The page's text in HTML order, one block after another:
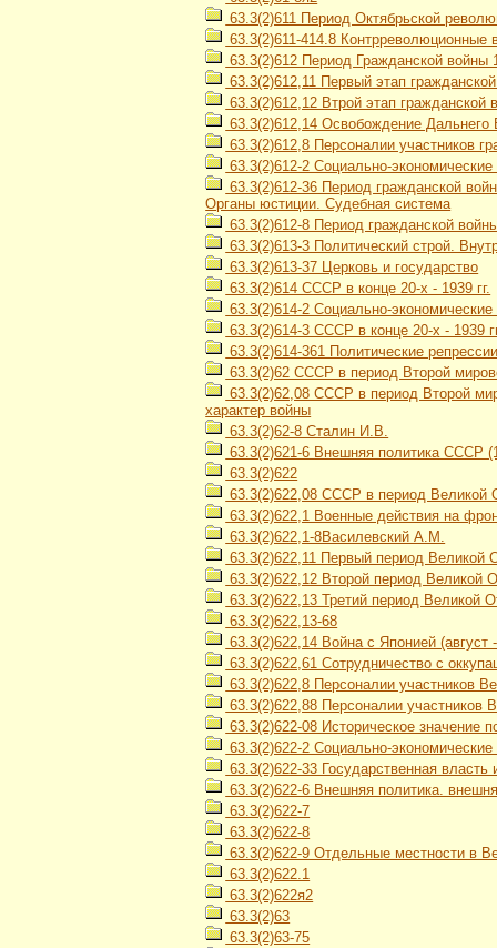
63.3(2)611 Период Октябрьской
63.3(2)611-414.8 Контрреволюционные
63.3(2)612 Период Гражданской войны
63.3(2)612,11 Первый этап
63.3(2)612,12 Втрой этап гражданской
63.3(2)612,14 Освобождение Дальнего
63.3(2)612,8 Персоналии участников
63.3(2)612-2 Социально-
63.3(2)612-36 Период гражданской
Органы юстиции. Судебная система
63.3(2)612-8 Период гражданской
63.3(2)613-3 Политический строй.
63.3(2)613-37 Церковь и государство
63.3(2)614 СССР в конце 20-х - 1939 гг.
63.3(2)614-2 Социально-
63.3(2)614-3 СССР в конце 20-х - 1939
63.3(2)614-361 Политические
63.3(2)62 СССР в период Второй
63.3(2)62,08 СССР в период Второй
характер войны
63.3(2)62-8 Сталин И.В.
63.3(2)621-6 Внешняя политика СССР
63.3(2)622
63.3(2)622,08 СССР в период Великой
63.3(2)622,1 Военные действия на
63.3(2)622,1-8Василевский А.М.
63.3(2)622,11 Первый период Великой
63.3(2)622,12 Второй период Великой
63.3(2)622,13 Третий период Великой
63.3(2)622,13-68
63.3(2)622,14 Война с Японией (август
63.3(2)622,61 Сотрудничество с
63.3(2)622,8 Персоналии участников
63.3(2)622,88 Персоналии участников
63.3(2)622-08 Историческое значение
63.3(2)622-2 Социально-
63.3(2)622-33 Государственная
63.3(2)622-6 Внешняя политика.
63.3(2)622-7
63.3(2)622-8
63.3(2)622-9 Отдельные местности в
63.3(2)622.1
63.3(2)622я2
63.3(2)63
63.3(2)63-75